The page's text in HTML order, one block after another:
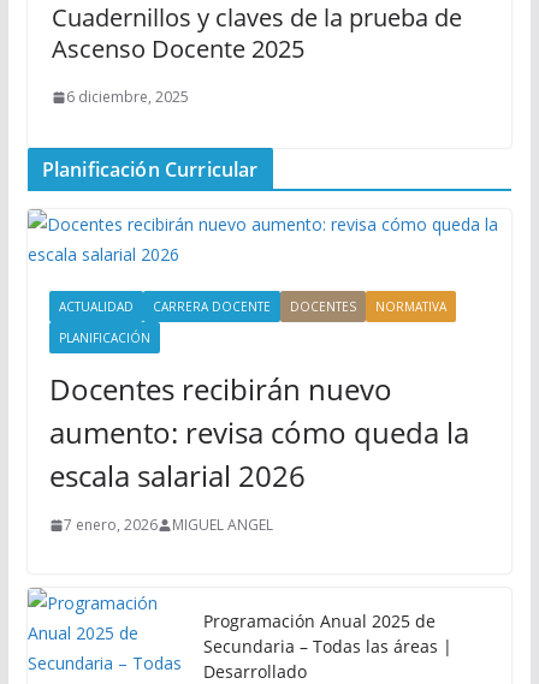
Cuadernillos y claves de la prueba de
Ascenso Docente 2025
6 diciembre, 2025
Planificación Curricular
ACTUALIDAD CARRERA DOCENTE DOCENTES
NORMATIVA
PLANIFICACIÓN
Docentes recibirán nuevo
aumento: revisa cómo queda la
escala salarial 2026
7 enero, 2026 MIGUEL ANGEL
Programación Anual 2025 de
Secundaria – Todas las áreas |
Desarrollado